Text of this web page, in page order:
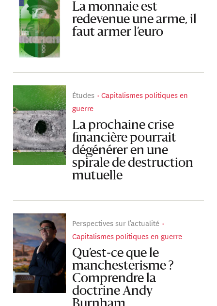
La monnaie est
redevenue une arme, il
faut armer l’euro
Études
Capitalismes politiques en
guerre
La prochaine crise
financière pourrait
dégénérer en une
spirale de destruction
mutuelle
Perspectives sur l’actualité
Capitalismes politiques en guerre
Qu’est-ce que le
manchesterisme ?
Comprendre la
doctrine Andy